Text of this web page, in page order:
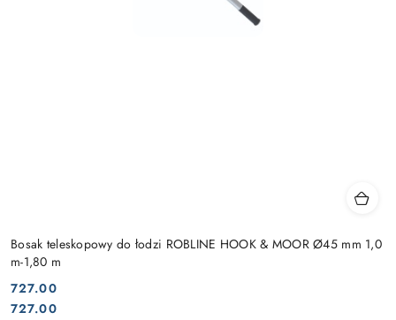
Bosak teleskopowy do łodzi ROBLINE HOOK & MOOR Ø45 mm 1,0
m-1,80 m
Cena:
727.00
Cena:
727.00